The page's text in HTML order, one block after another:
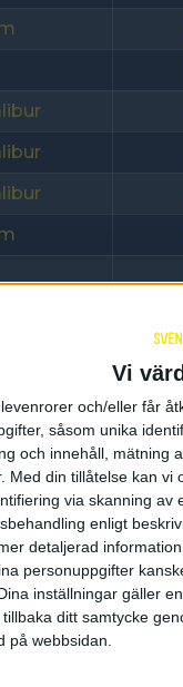
Vi
och/eller får
såsom unika
och innehåll, mätning
Med din tillåtelse kan vi
via skanning
enligt
detaljerad
personuppgifter
inställningar gäller
ditt samtycke
på webbsidan.